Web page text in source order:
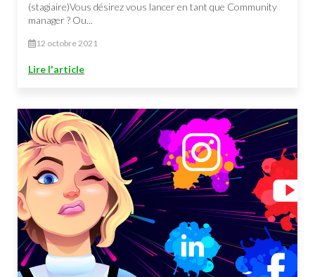
(stagiaire)Vous désirez vous lancer en tant que Community
manager ? Ou...
12 octobre 2021
Lire l'article